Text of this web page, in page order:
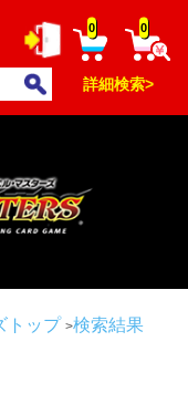
0 0
詳細検索>
トップ 検索結果